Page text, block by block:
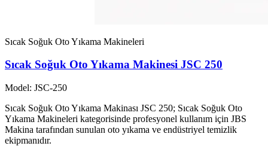
Sıcak Soğuk Oto Yıkama Makineleri
Sıcak Soğuk Oto Yıkama Makinesi JSC 250
Model: JSC-250
Sıcak Soğuk Oto Yıkama Makinası JSC 250; Sıcak Soğuk Oto
Yıkama Makineleri kategorisinde profesyonel kullanım için JBS
Makina tarafından sunulan oto yıkama ve endüstriyel temizlik
ekipmanıdır.